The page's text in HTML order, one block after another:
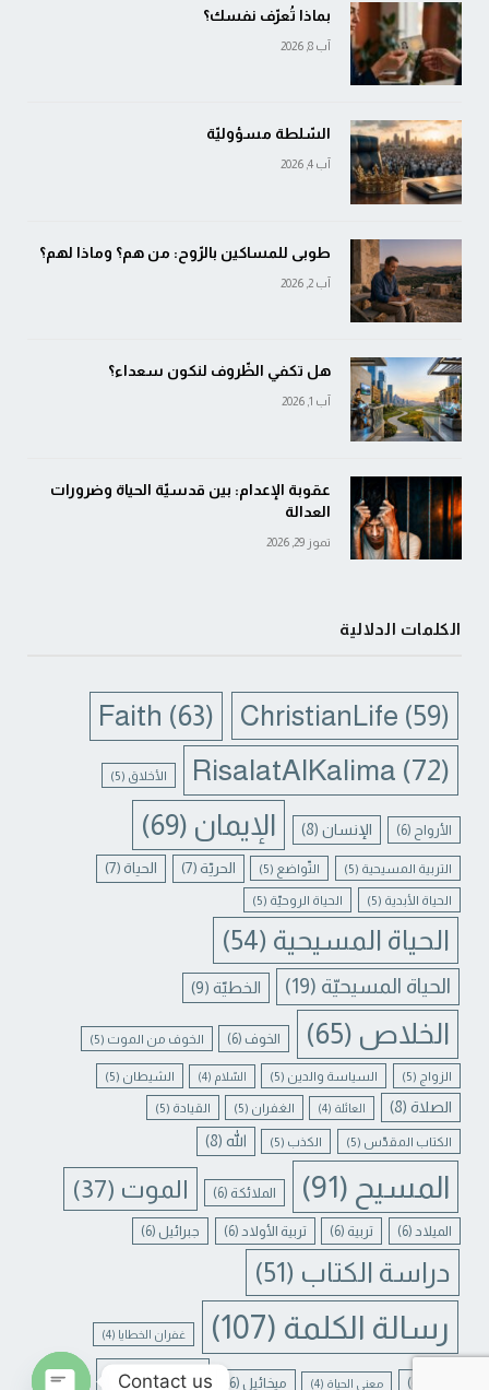
بماذا تُعرّف نفسك؟
آب 8, 2026
السّلطة مسؤوليّة
آب 4, 2026
طوبى للمساكين بالرّوح: من هم؟ وماذا لهم؟
آب 2, 2026
هل تكفي الظّروف لنكون سعداء؟
آب 1, 2026
عقوبة الإعدام: بين قدسيّة الحياة وضرورات
العدالة
تموز 29, 2026
الكلمات الدلالية
ChristianLife (59)
Faith (63)
RisalatAlKalima (72) الأخلاق (5)
الأرواح (6) الإنسان(8) الإيمان (69)
التربية المسيحية (5) التّواضع (5) الحريّة (7) الحياة (7)
الحياة الأبدية (5) الحياة الروحيّة (5)
الحياة المسيحية (54)
الحياة المسيحيّة (19) الخطيّة (9)
الخلاص (65) الخوف (6) الخوف من الموت (5)
الزواج (5) السياسة والدين (5) السّلام (4) الشيطان (5)
الصلاة (8) العائلة (4) الغفران (5) القيادة (5)
الكتاب المقدّس (5) الكذب (5) الله (8)
المسيح (91) الملائكة (6) الموت (37)
الميلاد (6) تربية (6) تربية الأولاد (6) جبرائيل (6)
دراسة الكتاب (51)
رسالة الكلمة (107) غفران الخطايا (4)
معنى الحياة (4) ميخائيل (6) يسوع(31)
Contact us